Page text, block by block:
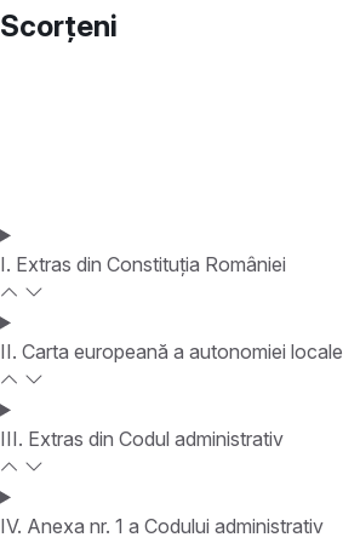
Scorțeni
I. Extras din Constituția României
II. Carta europeană a autonomiei locale
III. Extras din Codul administrativ
IV. Anexa nr. 1 a Codului administrativ